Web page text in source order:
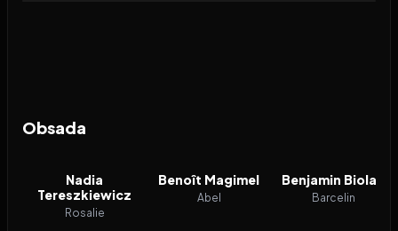
Obsada
Nadia
Tereszkiewicz
Rosalie
Benoît Magimel
Abel
Benjamin Biolay
Barcelin